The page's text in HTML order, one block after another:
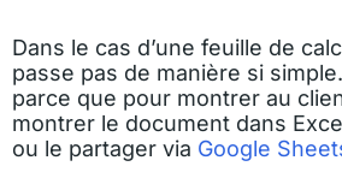
Dans le cas d’une feuille de
passe pas de manière si
parce que pour montrer au
montrer le document dans
ou le partager via Google